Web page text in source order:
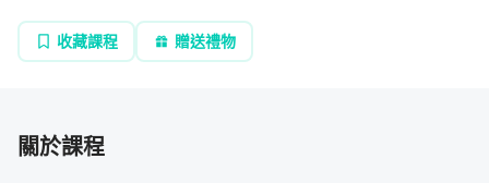
收藏課程 贈送禮物
關於課程